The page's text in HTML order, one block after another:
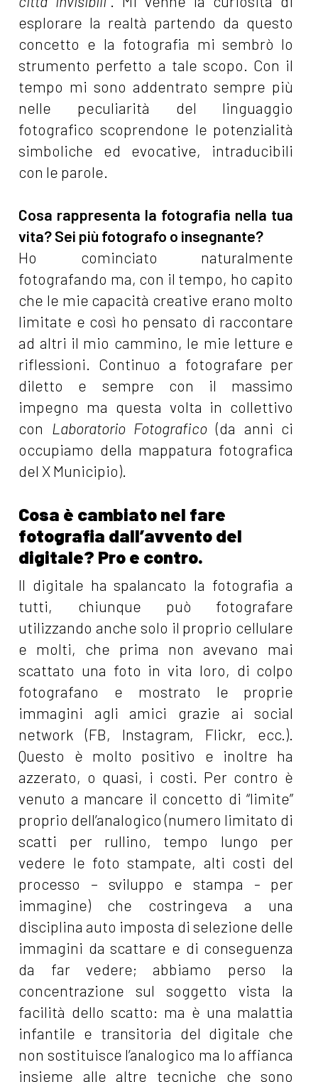
esplorare la realtà partendo da questo
concetto e la fotografia mi sembrò lo
strumento perfetto a tale scopo. Con il
tempo mi sono addentrato sempre più
nelle peculiarità del linguaggio
fotografico scoprendone le potenzialità
simboliche ed evocative, intraducibili
con le parole.
Cosa rappresenta la fotografia nella tua
vita? Sei più fotografo o insegnante?
Ho cominciato naturalmente
fotografando ma, con il tempo, ho capito
che le mie capacità creative erano molto
limitate e così ho pensato di raccontare
ad altri il mio cammino, le mie letture e
riflessioni. Continuo a fotografare per
diletto e sempre con il massimo
impegno ma questa volta in collettivo
con Laboratorio Fotografico (da anni ci
occupiamo della mappatura fotografica
del X Municipio).
Cosa è cambiato nel fare
fotografia dall’avvento del
digitale? Pro e contro.
Il digitale ha spalancato la fotografia a
tutti, chiunque può fotografare
utilizzando anche solo il proprio cellulare
e molti, che prima non avevano mai
scattato una foto in vita loro, di colpo
fotografano e mostrato le proprie
immagini agli amici grazie ai social
network (FB, Instagram, Flickr, ecc.).
Questo è molto positivo e inoltre ha
azzerato, o quasi, i costi. Per contro è
venuto a mancare il concetto di “limite”
proprio dell’analogico (numero limitato di
scatti per rullino, tempo lungo per
vedere le foto stampate, alti costi del
processo – sviluppo e stampa - per
immagine) che costringeva a una
disciplina auto imposta di selezione delle
immagini da scattare e di conseguenza
da far vedere; abbiamo perso la
concentrazione sul soggetto vista la
facilità dello scatto: ma è una malattia
infantile e transitoria del digitale che
non sostituisce l’analogico ma lo affianca
insieme alle altre tecniche che sono